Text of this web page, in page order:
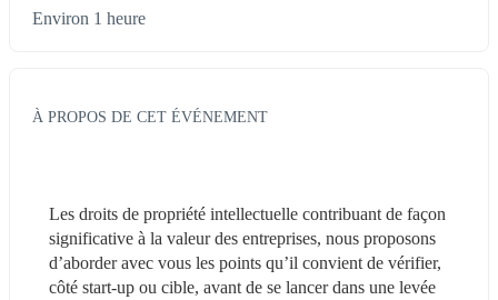
Environ 1 heure
À PROPOS DE CET ÉVÉNEMENT
Les droits de propriété intellectuelle contribuant de façon
significative à la valeur des entreprises, nous proposons
d’aborder avec vous les points qu’il convient de vérifier,
côté start-up ou cible, avant de se lancer dans une levée